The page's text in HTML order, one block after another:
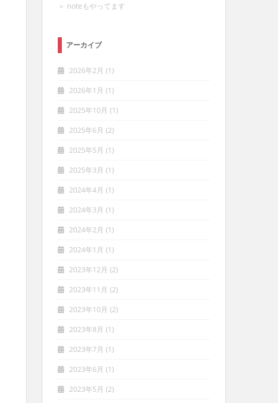
＞ noteもやってます
アーカイブ
2026年2月 (1)
2026年1月 (1)
2025年10月 (1)
2025年6月 (2)
2025年5月 (1)
2025年3月 (1)
2024年4月 (1)
2024年3月 (1)
2024年2月 (1)
2024年1月 (1)
2023年12月 (2)
2023年11月 (2)
2023年10月 (2)
2023年8月 (1)
2023年7月 (1)
2023年6月 (1)
2023年5月 (2)